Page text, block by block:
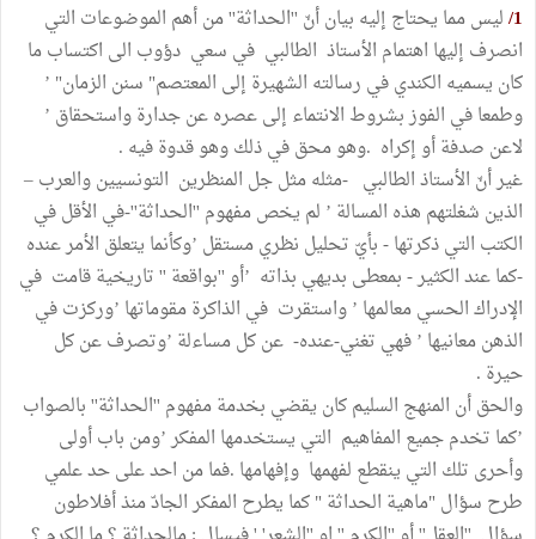
1/ ليس مما يحتاج إليه بيان أنّ ''الحداثة'' من أهم الموضوعات التي
انصرف إليها اهتمام الأستاذ الطالبي في سعي دؤوب الى اكتساب ما
كان يسميه الكندي في رسالته الشهيرة إلى المعتصم" سنن الزمان" ’
وطمعا في الفوز بشروط الانتماء إلى عصره عن جدارة واستحقاق ’
لاعن صدفة أو إكراه .وهو محق في ذلك وهو قدوة فيه .
غير أنّ الأستاذ الطالبي -مثله مثل جل المنظرين التونسيين والعرب –
الذين شغلتهم هذه المسالة ’ لم يخص مفهوم ''الحداثة''-في الأقل في
الكتب التي ذكرتها - بأيّ تحليل نظري مستقل ’وكأنما يتعلق الأمر عنده
-كما عند الكثير - بمعطى بديهي بذاته ’أو ''بواقعة '' تاريخية قامت في
الإدراك الحسي معالمها ’ واستقرت في الذاكرة مقوماتها ’وركزت في
الذهن معانيها ’ فهي تغني-عنده- عن كل مساءلة ’وتصرف عن كل
حيرة .
والحق أن المنهج السليم كان يقضي بخدمة مفهوم ''الحداثة'' بالصواب
’كما تخدم جميع المفاهيم التي يستخدمها المفكر ’ومن باب أولى
وأحرى تلك التي ينقطع لفهمها وإفهامها .فما من احد على حد علمي
طرح سؤال "ماهية الحداثة " كما يطرح المفكر الجادّ منذ أفلاطون